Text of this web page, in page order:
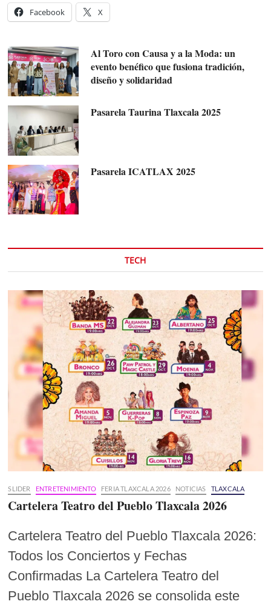
Facebook X
Al Toro con Causa y a la Moda: un
evento benéfico que fusiona tradición,
diseño y solidaridad
Pasarela Taurina Tlaxcala 2025
Pasarela ICATLAX 2025
TECH
SLIDER ENTRETENIMIENTO FERIA TLAXCALA 2026 NOTICIAS TLAXCALA
Cartelera Teatro del Pueblo Tlaxcala 2026
Cartelera Teatro del Pueblo Tlaxcala 2026:
Todos los Conciertos y Fechas
Confirmadas La Cartelera Teatro del
Pueblo Tlaxcala 2026 se consolida este